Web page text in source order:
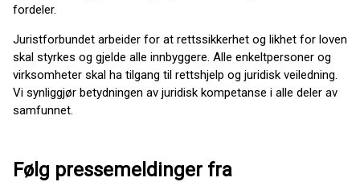
fordeler.
Juristforbundet arbeider for at rettssikkerhet og likhet for loven
skal styrkes og gjelde alle innbyggere. Alle enkeltpersoner og
virksomheter skal ha tilgang til rettshjelp og juridisk veiledning.
Vi synliggjør betydningen av juridisk kompetanse i alle deler av
samfunnet.
Følg pressemeldinger fra